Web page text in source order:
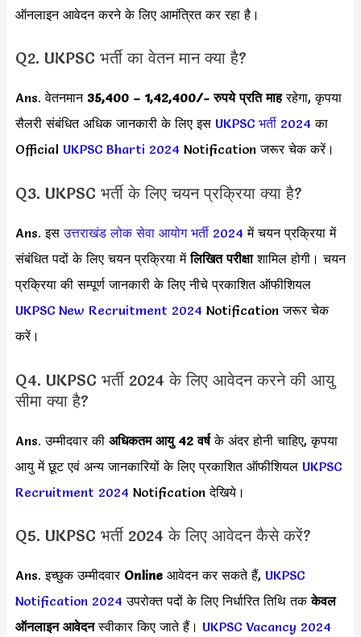
ऑनलाइन आवेदन करने के लिए आमंत्रित कर रहा है।
Q2. UKPSC भर्ती का वेतन मान क्या है?
Ans. वेतनमान35,400 – 1,42,400/-रुपये प्रति माहरहेगा, कृपया
सैलरी संबंधित अधिक जानकारी के लिए इस UKPSC भर्ती 2024 का
Official UKPSC Bharti 2024 Notification जरूर चेक करें।
Q3. UKPSC भर्ती के लिए चयन प्रक्रिया क्या है?
Ans. इसउत्तराखंड लोक सेवा आयोग भर्ती 2024 में चयन प्रक्रिया में
संबंधित पदों के लिए चयन प्रक्रिया मेंलिखित परीक्षाशामिल होगी। चयन
प्रक्रिया की सम्पूर्ण जानकारी के लिए नीचे प्रकाशित ऑफीशियल
UKPSC New Recruitment 2024 Notification जरूर चेक
करें।
Q4. UKPSC भर्ती 2024 के लिए आवेदन करने की आयु
सीमा क्या है?
Ans. उम्मीदवार की अधिकतम आयु 42 वर्षके अंदर होनी चाहिए, कृपया
आयु में छूट एवं अन्य जानकारियों के लिए प्रकाशित ऑफीशियल UKPSC
Recruitment 2024 Notification देखिये।
Q5. UKPSC भर्ती 2024 के लिए आवेदन कैसे करें?
Ans. इच्छुक उम्मीदवार Online आवेदन कर सकते हैं, UKPSC
Notification 2024 उपरोक्त पदों के लिए निर्धारित तिथि तककेवल
ऑनलाइन आवेदनस्वीकार किए जाते हैं। UKPSC Vacancy 2024